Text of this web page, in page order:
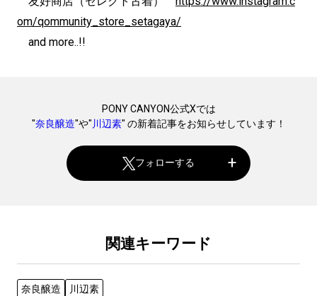
om/qommunity_store_setagaya/
and more..!!
PONY CANYON公式Xでは
"奈良醸造"や" 川辺素" の新着記事をお知らせしています！
フォローする
関連キーワード
奈良醸造 川辺素